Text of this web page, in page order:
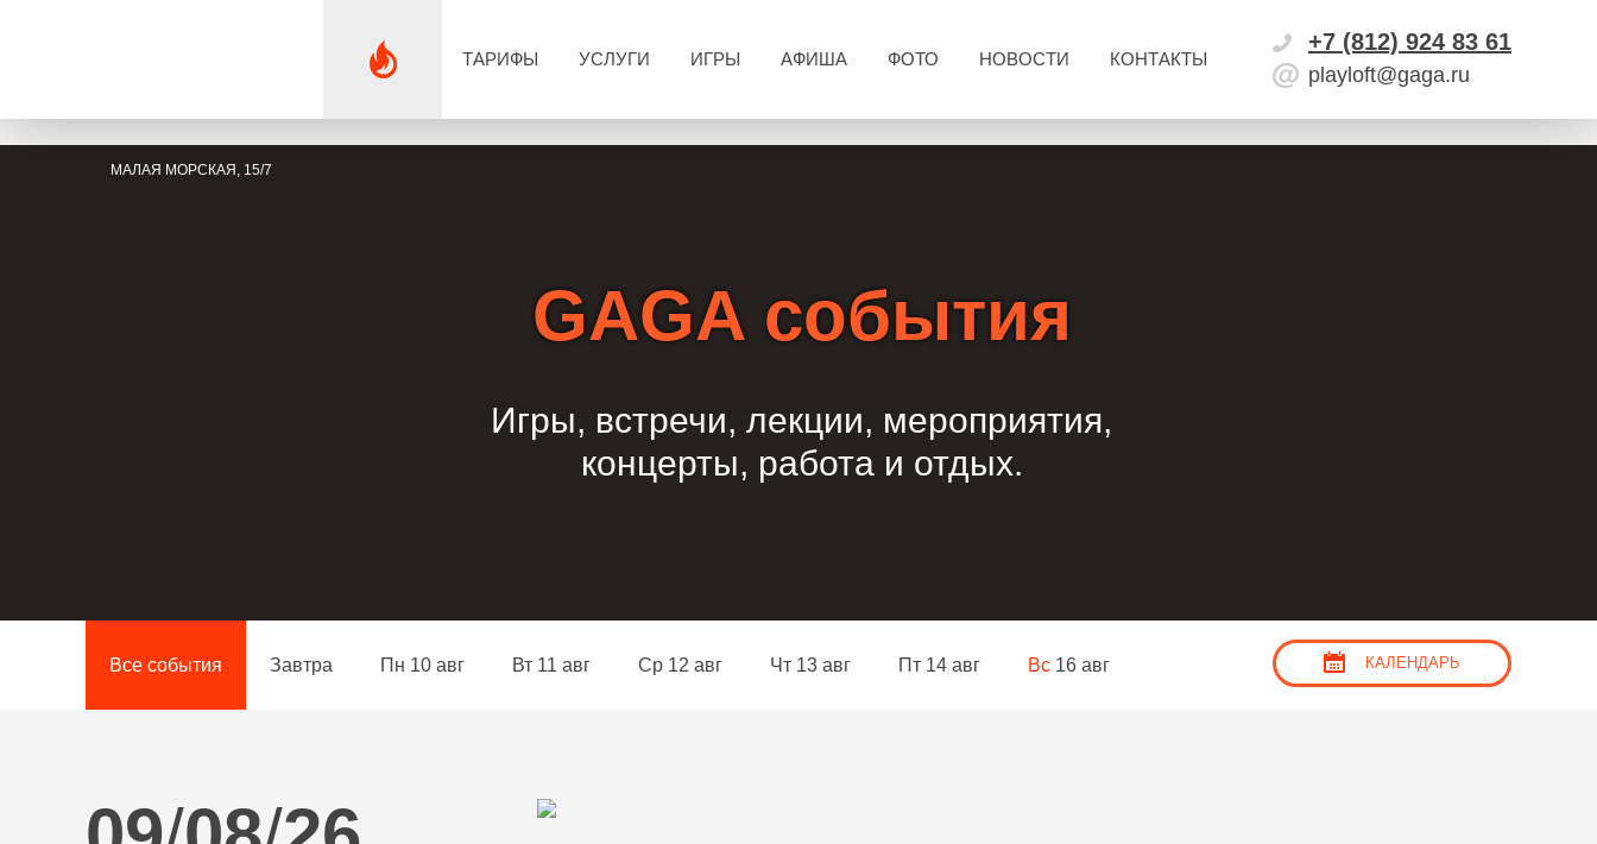
МАЛАЯ МОРСКАЯ, 15/7
ТАРИФЫ УСЛУГИ ИГРЫ АФИША ФОТО НОВОСТИ КОНТАКТЫ
+7 (812) 924 83 61
playloft@gaga.ru
GAGA события
Игры, встречи, лекции, мероприятия,
концерты, работа и отдых.
Все события Завтра Пн 10 авг Вт 11 авг Ср 12 авг Чт 13 авг Пт 14 авг Вс 16 авг КАЛЕНДАРЬ